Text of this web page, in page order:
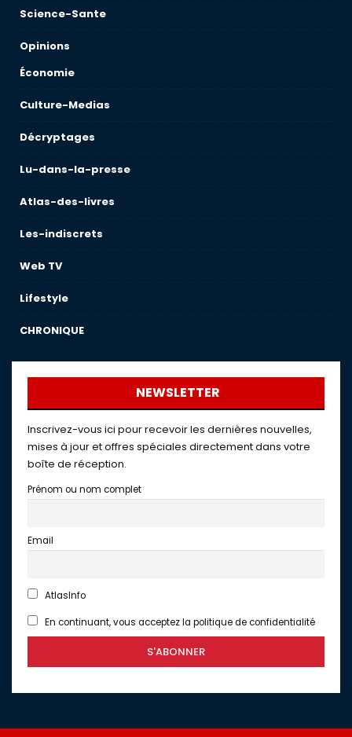
Science-Sante
Opinions
Économie
Culture-Medias
Décryptages
Lu-dans-la-presse
Atlas-des-livres
Les-indiscrets
Web TV
Lifestyle
CHRONIQUE
NEWSLETTER
Inscrivez-vous ici pour recevoir les dernières nouvelles,
mises à jour et offres spéciales directement dans votre
boîte de réception.
Prénom ou nom complet
Email
AtlasInfo
En continuant, vous acceptez la politique de confidentialité